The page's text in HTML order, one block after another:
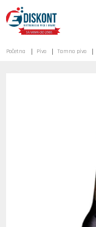
Početna Pivo Tamno pivo